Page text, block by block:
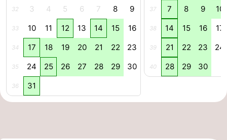
32 3 4 5 6 7 8 9
33 10 11 12 13 14 15 16
34 17 18 19 20 21 22 23
35 24 25 26 27 28 29 30
36 31
37 7 8 9 10
38 14 15 16 17
39 21 22 23 24
40 28 29 30